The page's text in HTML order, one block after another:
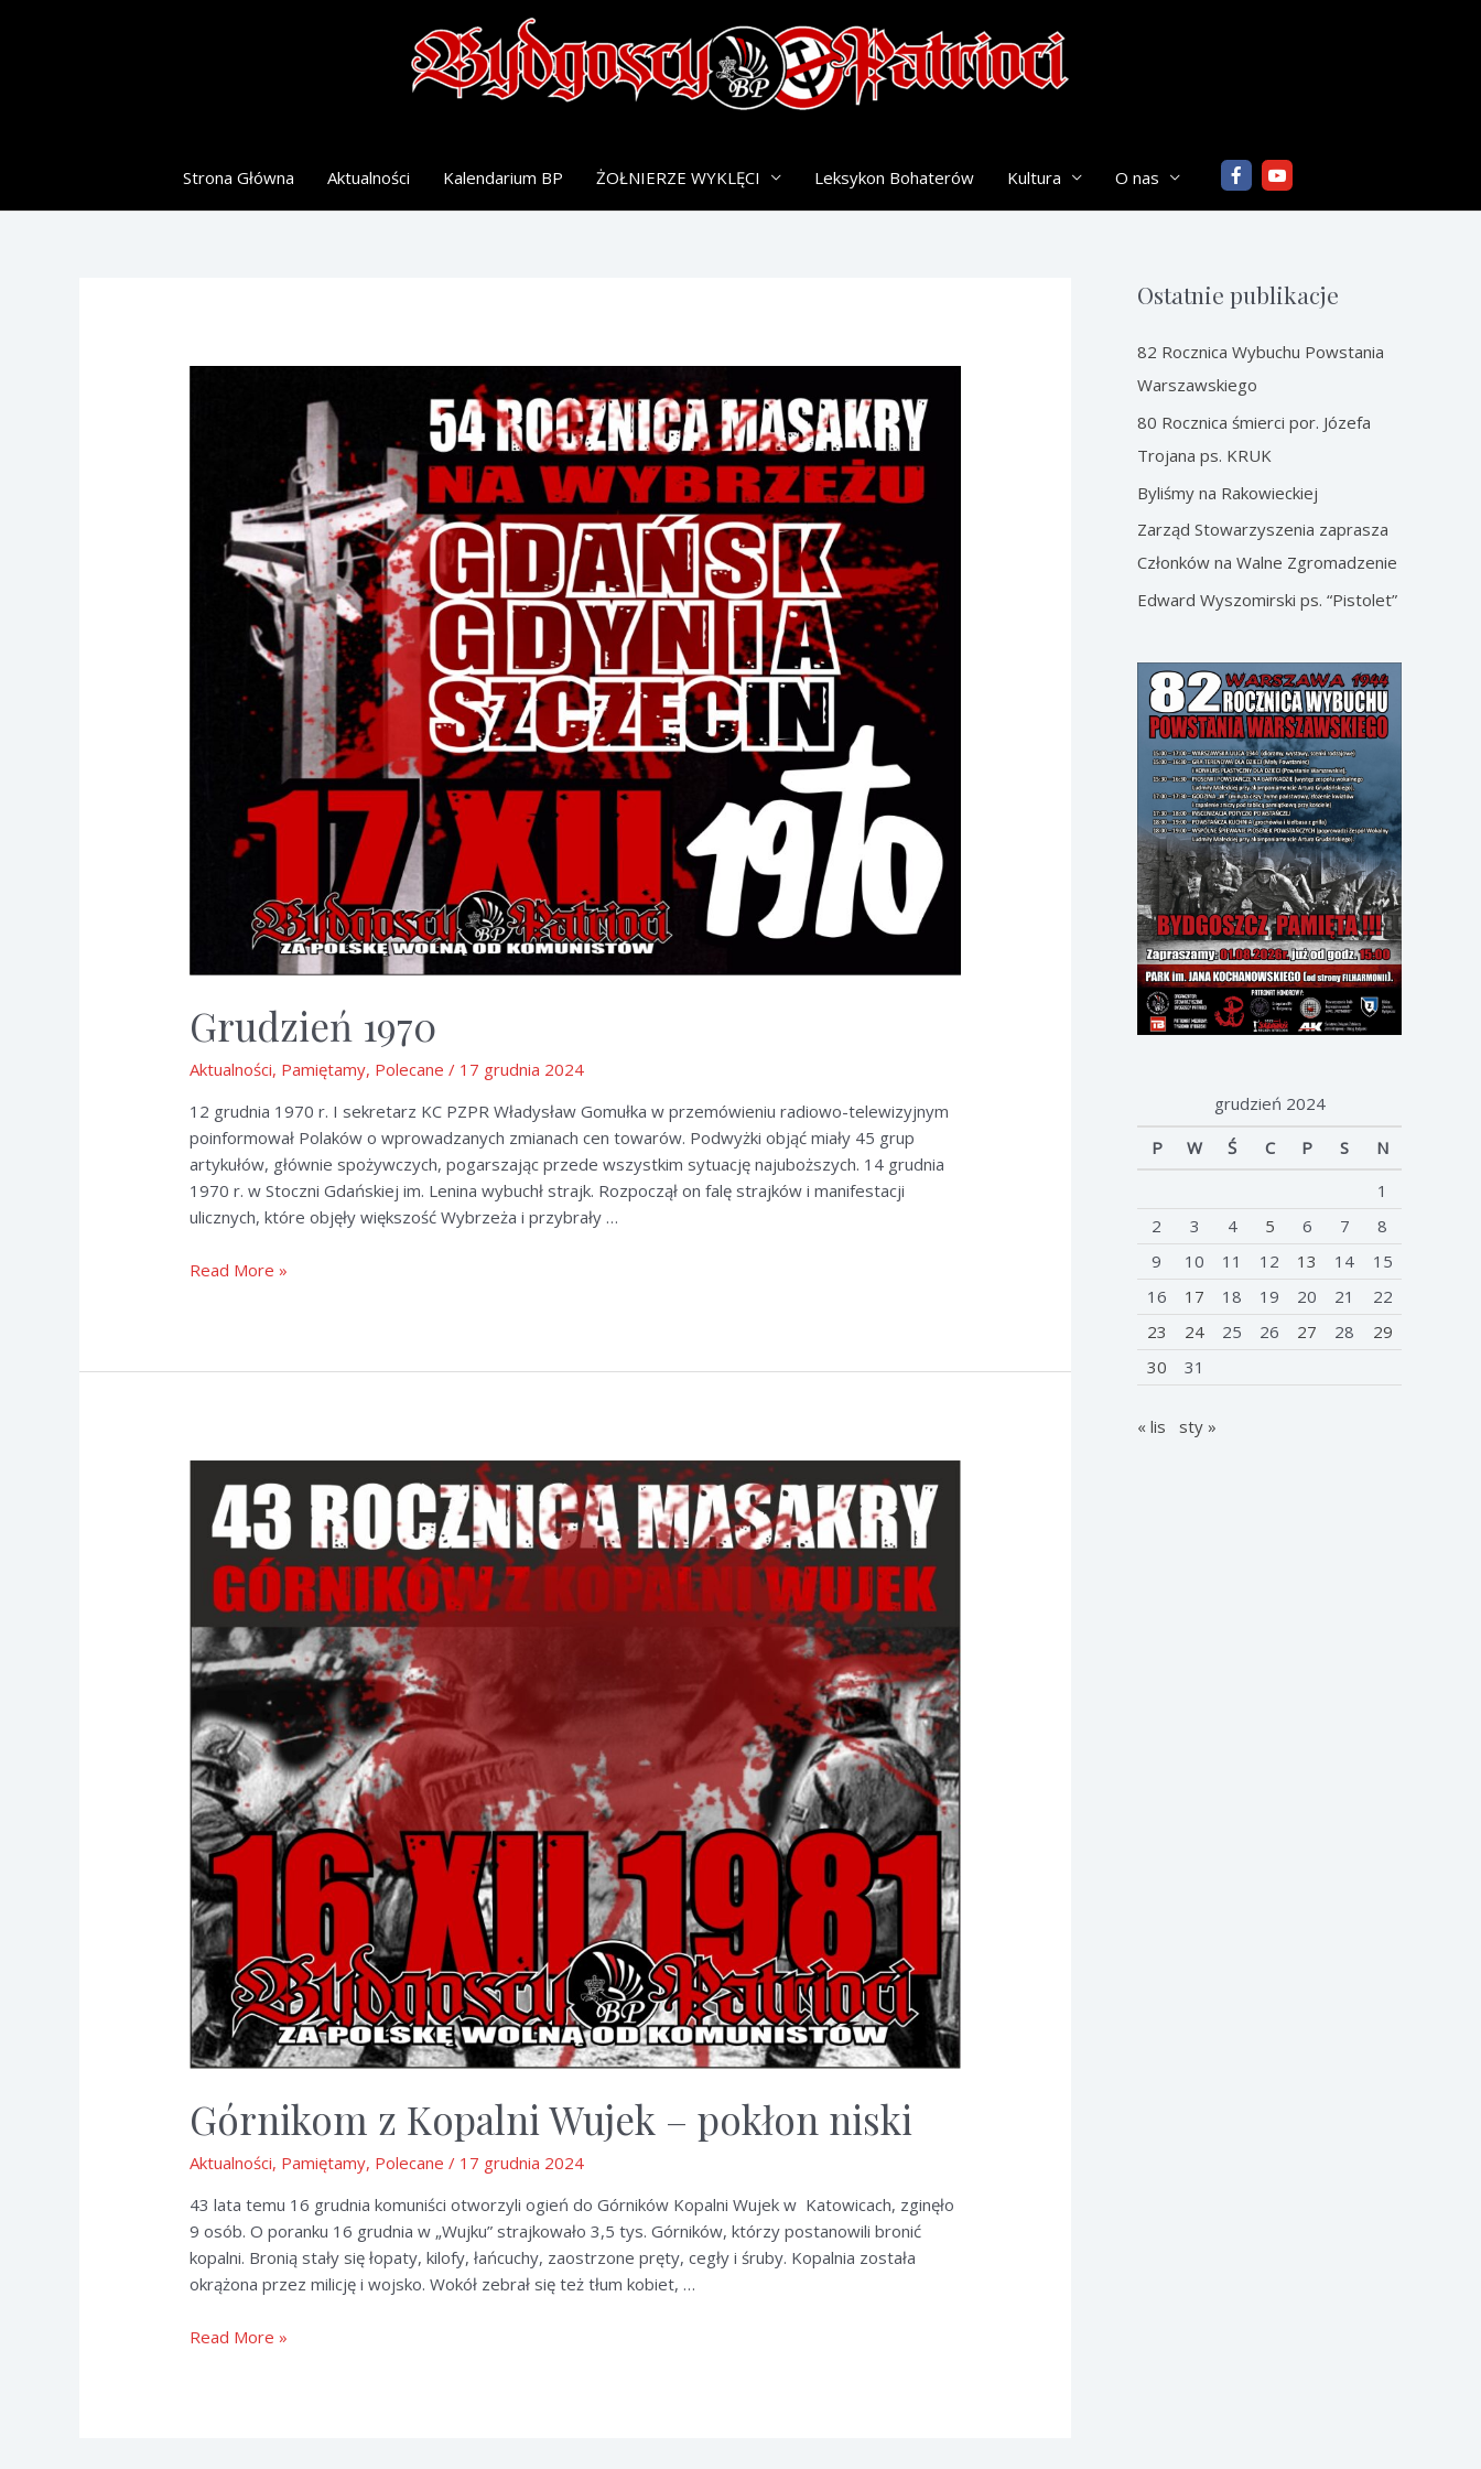
Strona Główna Aktualności Kalendarium BP ŻOŁNIERZE WYKLĘCI Leksykon Bohaterów Kultura O nas
Grudzień 1970
Aktualności, Pamiętamy, Polecane / 17 grudnia 2024
12 grudnia 1970 r. I sekretarz KC PZPR Władysław Gomułka w przemówieniu radiowo-telewizyjnym
poinformował Polaków o wprowadzanych zmianach cen towarów. Podwyżki objąć miały 45 grup
artykułów, głównie spożywczych, pogarszając przede wszystkim sytuację najuboższych. 14 grudnia
1970 r. w Stoczni Gdańskiej im. Lenina wybuchł strajk. Rozpoczął on falę strajków i manifestacji
ulicznych, które objęły większość Wybrzeża i przybrały …
Grudzień
Read More »
Górnikom z Kopalni Wujek – pokłon niski
Aktualności, Pamiętamy, Polecane / 17 grudnia 2024
43 lata temu 16 grudnia komuniści otworzyli ogień do Górników Kopalni Wujek w Katowicach, zginęło
9 osób. O poranku 16 grudnia w „Wujku” strajkowało 3,5 tys. Górników, którzy postanowili bronić
kopalni. Bronią stały się łopaty, kilofy, łańcuchy, zaostrzone pręty, cegły i śruby. Kopalnia została
okrążona przez milicję i wojsko. Wokół zebrał się też tłum kobiet, …
Górnikom
Read More »
Ostatnie publikacje
82 Rocznica Wybuchu Powstania
Warszawskiego
80 Rocznica śmierci por. Józefa
Trojana ps. KRUK
Byliśmy na Rakowieckiej
Zarząd Stowarzyszenia zaprasza
Członków na Walne Zgromadzenie
Edward Wyszomirski ps. “Pistolet”
grudzień 2024
P
W Ś C P S
N
1
2
3 4 5 6 7
8
9
10 11 12 13 14
15
16
17 18 19 20 21
22
23
24 25 26 27 28
29
30
31
« lis sty »